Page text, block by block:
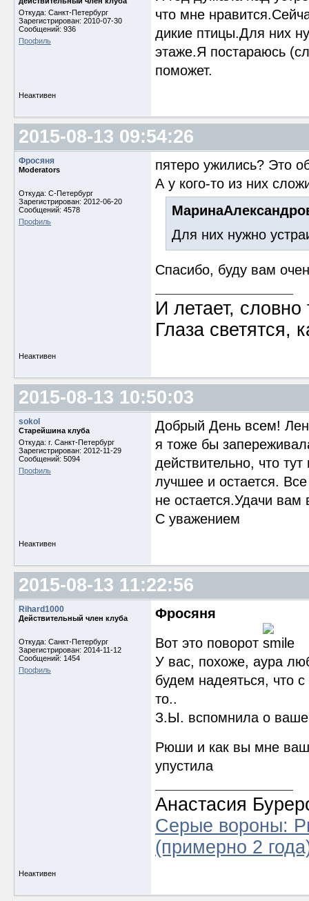
Откуда: Cанкт-Петербург
Зарегистрирован: 2010-07-30
Сообщений: 936
Профиль
что мне
дикие птицы.Для них
этаже.Я постараюсь
поможет.
Неактивен
2015-08-13 09:54:26
Фросяня
Moderators
Откуда: С-Петербург
Зарегистрирован: 2012-06-20
Сообщений: 4578
Профиль
пятеро ужились? Это
А у кого-то из них
Для них нужно
Спасибо, буду вам
И летает, словно
Глаза светятся,
Неактивен
2015-08-13 10:50:03
sokol
Старейшина клуба
Откуда: г. Санкт-Петербург
Зарегистрирован: 2012-11-29
Сообщений: 5094
Профиль
Добрый День всем!
я тоже бы
действительно, что
лучшее и остается.
не остается.Удачи вам
С уважением
Неактивен
2015-08-13 11:22:56
Rihard1000
Действительный член клуба
Откуда: Санкт-Петербург
Зарегистрирован: 2014-11-12
Сообщений: 1454
Профиль
Фросяня
Вот это поворот
У вас, похоже, аура
будем надеяться, что
то..
З.Ы. вспомнила о
Рюши и как вы мне
упустила
Анастасия
Серые вороны:
(примерно 2
Неактивен